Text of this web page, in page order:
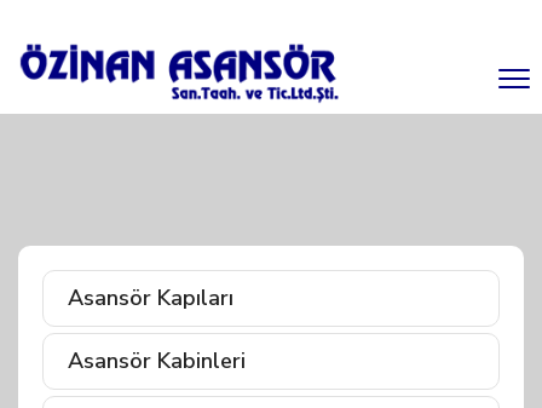
Asansör Kapıları
Asansör Kabinleri